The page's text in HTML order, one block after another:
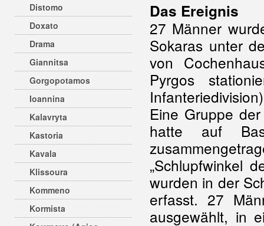
Distomo
Doxato
Drama
Giannitsa
Gorgopotamos
Ioannina
Kalavryta
Kastoria
Kavala
Klissoura
Kommeno
Kormista
Das Ereignis
27 Männer
Sokaras unter
von
Pyrgos
Eine Gruppe
hatte auf
„Schlupfwinkel
wurden in der
erfasst. 27
ausgewählt, in